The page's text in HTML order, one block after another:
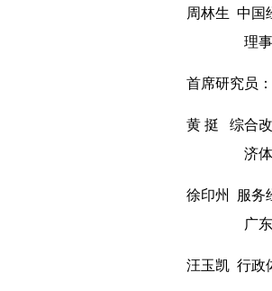
周林生 中国
理
首席研究员：
黄 挺 综合
济
徐印州
服务
广
汪玉凯 行政